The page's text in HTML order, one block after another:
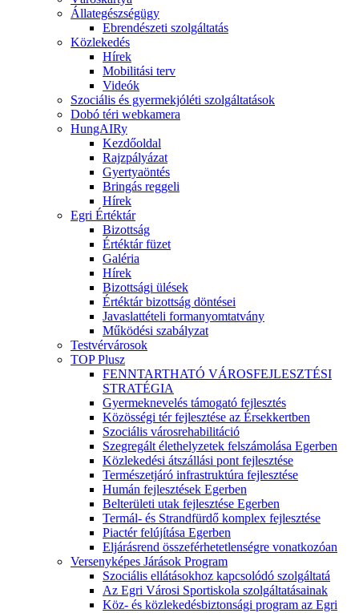
Állategészségügy
Ebrendészeti szolgáltatás
Közlekedés
Hírek
Mobilitási terv
Videók
Szociális és gyermekjóléti szolgáltatások
Dobó téri webkamera
HungAIRy
Kezdőoldal
Rajzpályázat
Gyertyaöntés
Bringás reggeli
Hírek
Egri Értéktár
Bizottság
Értéktár füzet
Galéria
Hírek
Bizottsági ülések
Értéktár bizottság döntései
Javaslattételi formanyomtatvány
Működési szabályzat
Testvérvárosok
TOP Plusz
FENNTARTHATÓ VÁROSFEJLESZTÉSI
STRATÉGIA
Gyermeknevelés támogató fejlesztés
Közösségi tér fejlesztése az Érsekkertben
Szociális városrehabilitáció
Szegregált élethelyzetek felszámolása Egerben
Közlekedési átszállási pont fejlesztése
Természetjáró infrastruktúra fejlesztése
Humán fejlesztések Egerben
Belterületi utak fejlesztése Egerben
Termál- és Strandfürdő komplex fejlesztése
Piactér felújítása Egerben
Eljárásrend összeférhetetlenségre vonatkozóan
Versenyképes Járások Program
Szociális ellátásokhoz kapcsolódó szolgáltatá
Az Egri Városi Sportiskola szolgáltatásainak
Köz- és közlekedésbiztonsági program az Egri